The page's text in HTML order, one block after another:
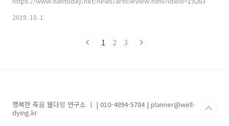
2019. 10. 1.
1 2 3
행복한 죽음 웰다잉 연구소 ㅣ | 010-4894-5784 | planner@well-
dying.kr